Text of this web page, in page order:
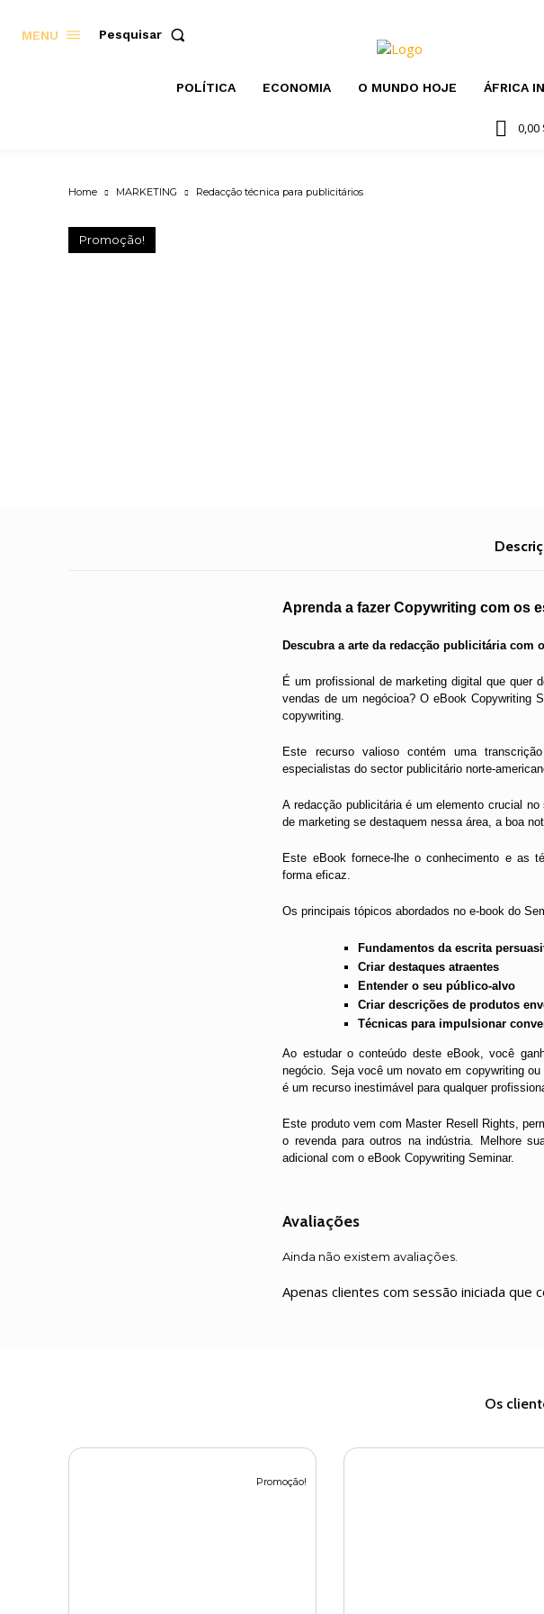
MENU Pesquisar
POLÍTICA ECONOMIA O MUNDO HOJE ÁFRICA
0,00
Home MARKETING Redacção técnica para publicitários
Promoção!
Aprenda a fazer Copywriting com os
Descubra a arte da redacção publicitária
É um profissional de marketing digital que quer
vendas de um negócioa? O eBook Copywriting
copywriting.
Este recurso valioso contém uma
especialistas do sector publicitário norte-
A redacção publicitária é um elemento crucial
de marketing se destaquem nessa área, a boa
Este eBook fornece-lhe o conhecimento e as
forma eficaz.
Os principais tópicos abordados no e-book do
Fundamentos da escrita
Criar destaques atraentes
Entender o seu público-alvo
Criar descrições de produtos
Técnicas para impulsionar
Ao estudar o conteúdo deste eBook, você
negócio. Seja você um novato em copywriting
é um recurso inestimável para qualquer
Este produto vem com Master Resell Rights,
o revenda para outros na indústria. Melhore
adicional com o eBook Copywriting Seminar.
Avaliações
Ainda não existem avaliações.
Apenas clientes com sessão iniciada
Os
Promoção!